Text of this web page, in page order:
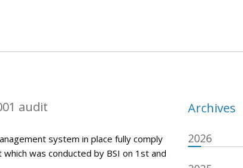
audit
system in place fully comply
was conducted by BSI on 1st and
Archives
2026